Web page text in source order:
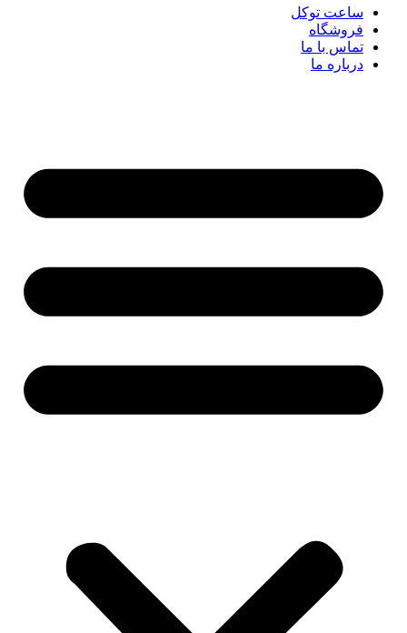
ساعت توکل
فروشگاه
تماس با ما
درباره ما